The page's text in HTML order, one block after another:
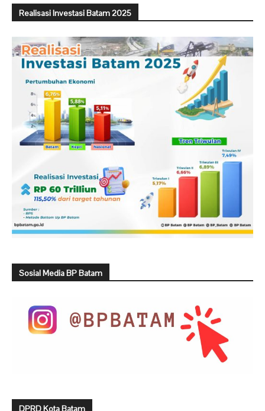
Realisasi Investasi Batam 2025
Sosial Media BP Batam